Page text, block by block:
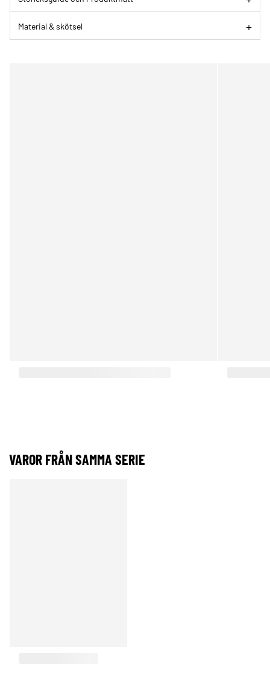
Material & skötsel
VAROR FRÅN SAMMA SERIE